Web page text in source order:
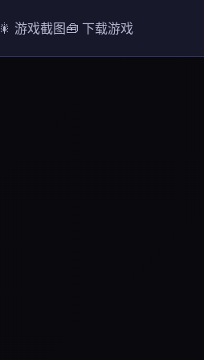
🎇 游戏截图🧰 下载游戏